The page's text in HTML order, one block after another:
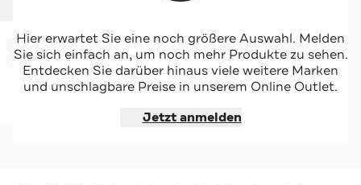
SUPER.NATURAL
Outdoorhose weiß
-46%*
Sale
Jetzt shoppen
Hier erwartet Sie eine noch größere Auswahl. Melden
Sie sich einfach an, um noch mehr Produkte zu sehen.
Entdecken Sie darüber hinaus viele weitere Marken
und unschlagbare Preise in unserem Online Outlet.
Jetzt anmelden